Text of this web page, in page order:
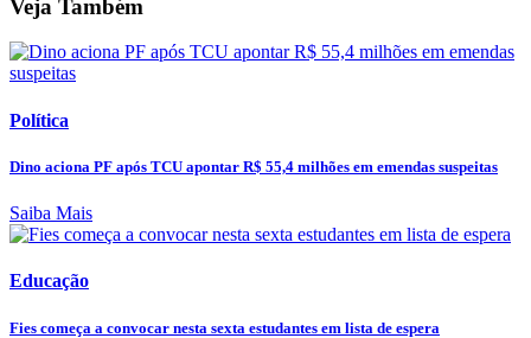
Veja Também
Política
Dino aciona PF após TCU apontar R$ 55,4 milhões em emendas suspeitas
Saiba Mais
Educação
Fies começa a convocar nesta sexta estudantes em lista de espera